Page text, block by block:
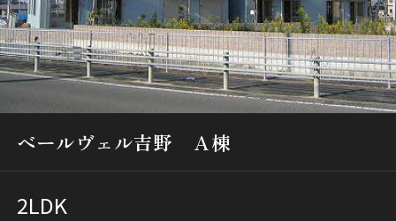
九州
市区郡・路線・駅から探す
通勤・通学時間から探す
地図から探す
人気のカテゴリから探す
ベールヴェル吉野 Ａ棟
2LDK